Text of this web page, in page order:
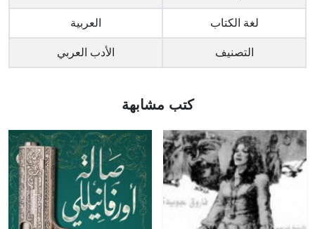
لغة الكتاب العربية
التصنيف الأدب العربي
كتب مشابهة